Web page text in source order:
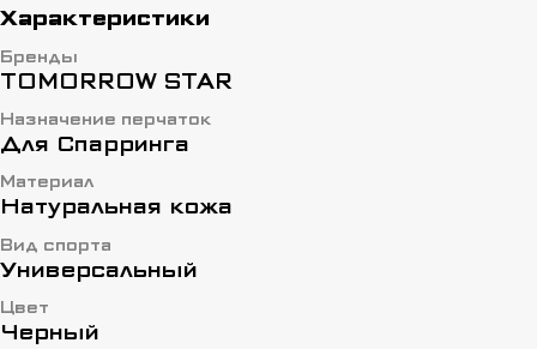
Характеристики
Бренды
TOMORROW STAR
Назначение перчаток
Для Спарринга
Материал
Натуральная кожа
Вид спорта
Универсальный
Цвет
Черный